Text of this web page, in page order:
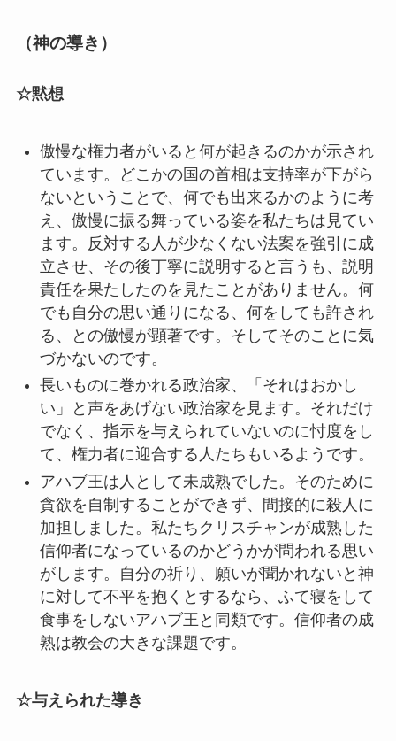
（神の導き）
☆黙想
傲慢な権力者がいると何が起きるのかが示され
ています。どこかの国の首相は支持率が下がら
ないということで、何でも出来るかのように考
え、傲慢に振る舞っている姿を私たちは見てい
ます。反対する人が少なくない法案を強引に成
立させ、その後丁寧に説明すると言うも、説明
責任を果たしたのを見たことがありません。何
でも自分の思い通りになる、何をしても許され
る、との傲慢が顕著です。そしてそのことに気
づかないのです。
長いものに巻かれる政治家、「それはおかし
い」と声をあげない政治家を見ます。それだけ
でなく、指示を与えられていないのに忖度をし
て、権力者に迎合する人たちもいるようです。
アハブ王は人として未成熟でした。そのために
貪欲を自制することができず、間接的に殺人に
加担しました。私たちクリスチャンが成熟した
信仰者になっているのかどうかが問われる思い
がします。自分の祈り、願いが聞かれないと神
に対して不平を抱くとするなら、ふて寝をして
食事をしないアハブ王と同類です。信仰者の成
熟は教会の大きな課題です。
☆与えられた導き